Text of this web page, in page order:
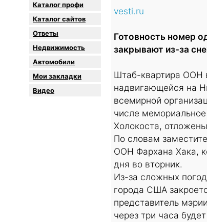
Каталог профи
Каталог сайтов
Oтветы
Недвижимость
Автомобили
Мои закладки
Видео
vesti.ru
Готовность номер
закрывают из-за
Штаб-квартира ООН
надвигающейся на
всемирной
числе
Холокоста,
По словам
ООН Фархана Хака,
дня во вторник.
Из-за сложных
города США
представитель
через три часа